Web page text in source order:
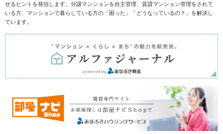
せるヒントを発信します。分譲マンションを自主管理、賃貸マンション管理をされて
いる方、マンションで暮らしている方の「困った」「どうなっているの？」を解決し
ています。